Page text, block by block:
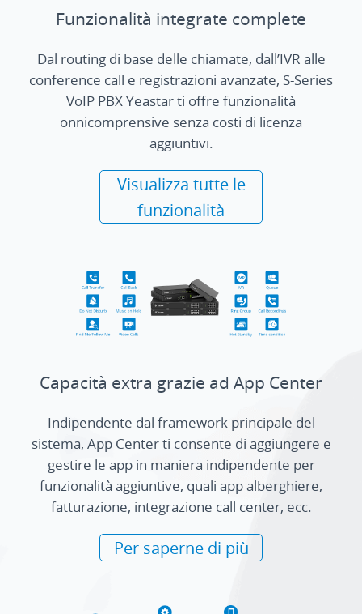
Funzionalità integrate complete
Dal routing di base delle chiamate, dall’IVR alle
conference call e registrazioni avanzate, S-Series
VoIP PBX Yeastar ti offre funzionalità
onnicomprensive senza costi di licenza
aggiuntivi.
Visualizza tutte le
funzionalità
Capacità extra grazie ad App Center
Indipendente dal framework principale del
sistema, App Center ti consente di aggiungere e
gestire le app in maniera indipendente per
funzionalità aggiuntive, quali app alberghiere,
fatturazione, integrazione call center, ecc.
Per saperne di più